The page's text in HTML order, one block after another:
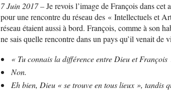
7 Juin 2017 –Je revois l’image de François dans
pour une rencontre du réseau des « Intellectuels et
réseau étaient aussi à bord. François, comme à son
ne sais quelle rencontre dans un pays qu’il venait
« Tu connais la différence entre Dieu et
Non.
Eh bien, Dieu « se trouve en tous lieux », tandis